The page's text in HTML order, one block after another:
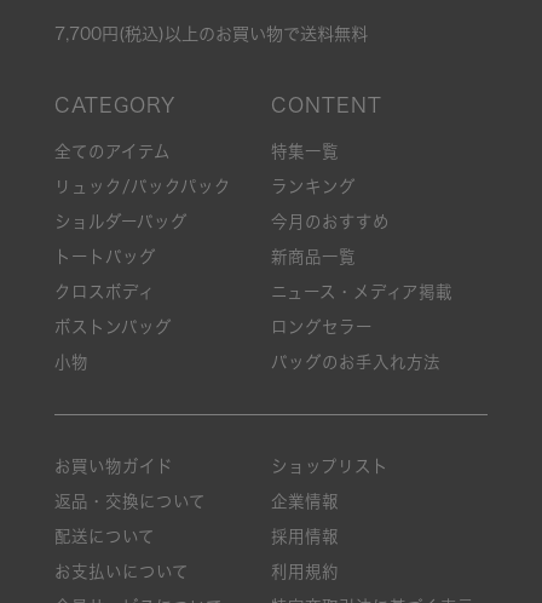
7,700円(税込)以上のお買い物で送料無料
全てのアイテム
リュック/バックパック
ショルダーバッグ
トートバッグ
クロスボディ
ボストンバッグ
小物
特集一覧
ランキング
今月のおすすめ
新商品一覧
ニュース・メディア掲載
ロングセラー
バッグのお手入れ方法
お買い物ガイド
返品・交換について
配送について
お支払いについて
ショップリスト
企業情報
採用情報
利用規約